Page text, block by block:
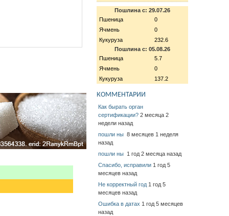
Пошлина с: 29.07.26
Пшеница
0
Ячмень
0
Кукуруза
232.6
Пошлина с: 05.08.26
Пшеница
5.7
Ячмень
0
Кукуруза
137.2
КОММЕНТАРИИ
Как бырать орган
сертификации? 2 месяца 2
недели назад
пошли ны 8 месяцев 1 неделя
назад
пошли ны 1 год 2 месяца назад
Спасибо, исправили 1 год 5
месяцев назад
Не корректный год 1 год 5
месяцев назад
Ошибка в датах 1 год 5 месяцев
назад